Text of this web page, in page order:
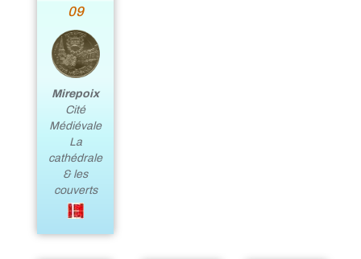
09
Mirepoix
Cité
Médiévale
La
cathédrale
& les
couverts